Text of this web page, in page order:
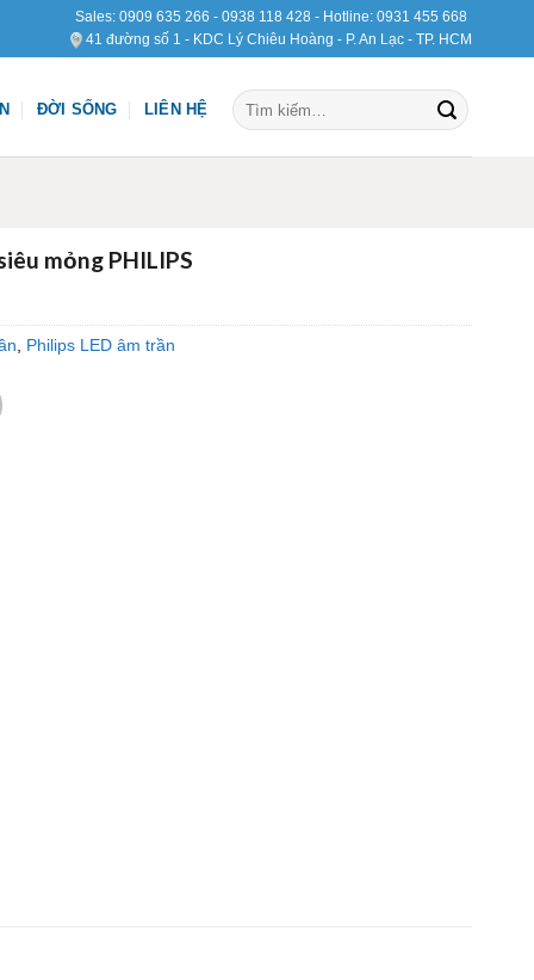
Sales: 0909 635 266 - 0938 118 428 - Hotline: 0931 455 668
41 đường số 1 - KDC Lý Chiêu Hoàng - P. An Lạc - TP. HCM
ĐỜI SỐNG LIÊN HỆ
Tìm
kiếm:
mỏng PHILIPS
Philips LED âm trần